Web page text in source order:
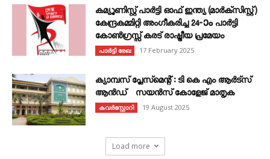
കമ്യൂണിസ്റ്റ് പാർട്ടി ഓഫ് ഇന്ത്യ (മാർക്സിസ്റ്റ്)
കേന്ദ്രകമ്മിറ്റി അംഗീകരിച്ച 24‐ാം പാർട്ടി
കോൺഗ്രസ്സ് കരട് രാഷ്ട്രീയ പ്രമേയം
പാർട്ടി രേഖ 17 February 2025
ക്യാമ്പസ് പ്ലേസ്മെന്റ് : ടി കെ എം ആർട്സ്
ആൻഡ് സയൻസ് കോളേജ് മാതൃക
കവര്‍സ്റ്റോറി 19 August 2025
Load more